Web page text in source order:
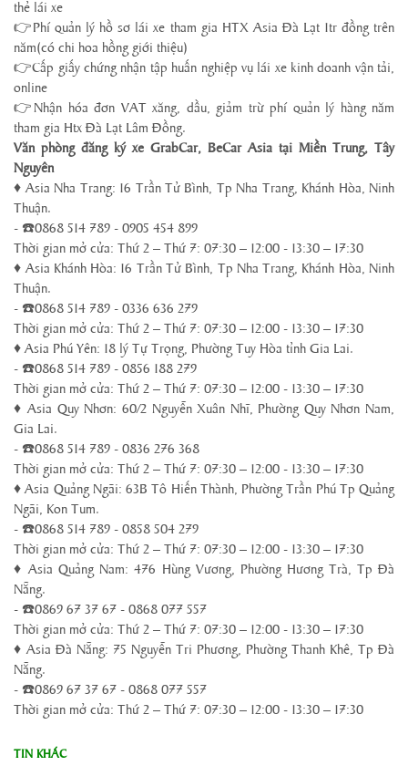
thẻ lái xe
👉Phí quản lý hồ sơ lái xe tham gia HTX Asia Đà Lạt 1tr đồng trên
năm(có chi hoa hồng giới thiệu)
👉Cấp giấy chứng nhận tập huấn nghiệp vụ lái xe kinh doanh vận tải,
online
👉Nhận hóa đơn VAT xăng, dầu, giảm trừ phí quản lý hàng năm
tham gia Htx Đà Lạt Lâm Đồng.
Văn phòng đăng ký xe GrabCar, BeCar Asia tại Miền Trung, Tây
Nguyên
♦ Asia Nha Trang: 16 Trần Tử Bình, Tp Nha Trang, Khánh Hòa, Ninh
Thuận.
- ☎️0868 514 789 - 0905 454 899
Thời gian mở cửa: Thứ 2 – Thứ 7: 07:30 – 12:00 - 13:30 – 17:30
♦ Asia Khánh Hòa: 16 Trần Tử Bình, Tp Nha Trang, Khánh Hòa, Ninh
Thuận.
- ☎️0868 514 789 - 0336 636 279
Thời gian mở cửa: Thứ 2 – Thứ 7: 07:30 – 12:00 - 13:30 – 17:30
♦ Asia Phú Yên: 18 lý Tự Trọng, Phường Tuy Hòa tỉnh Gia Lai.
- ☎️0868 514 789 - 0856 188 279
Thời gian mở cửa: Thứ 2 – Thứ 7: 07:30 – 12:00 - 13:30 – 17:30
♦ Asia Quy Nhơn: 60/2 Nguyễn Xuân Nhĩ, Phường Quy Nhơn Nam,
Gia Lai.
- ☎️0868 514 789 - 0836 276 368
Thời gian mở cửa: Thứ 2 – Thứ 7: 07:30 – 12:00 - 13:30 – 17:30
♦ Asia Quảng Ngãi: 63B Tô Hiến Thành, Phường Trần Phú Tp Quảng
Ngãi, Kon Tum.
- ☎️0868 514 789 - 0858 504 279
Thời gian mở cửa: Thứ 2 – Thứ 7: 07:30 – 12:00 - 13:30 – 17:30
♦ Asia Quảng Nam: 476 Hùng Vương, Phường Hương Trà, Tp Đà
Nẵng.
- ☎️0869 67 37 67 - 0868 077 557
Thời gian mở cửa: Thứ 2 – Thứ 7: 07:30 – 12:00 - 13:30 – 17:30
♦ Asia Đà Nẵng: 75 Nguyễn Tri Phương, Phường Thanh Khê, Tp Đà
Nẵng.
- ☎️0869 67 37 67 - 0868 077 557
Thời gian mở cửa: Thứ 2 – Thứ 7: 07:30 – 12:00 - 13:30 – 17:30
TIN KHÁC